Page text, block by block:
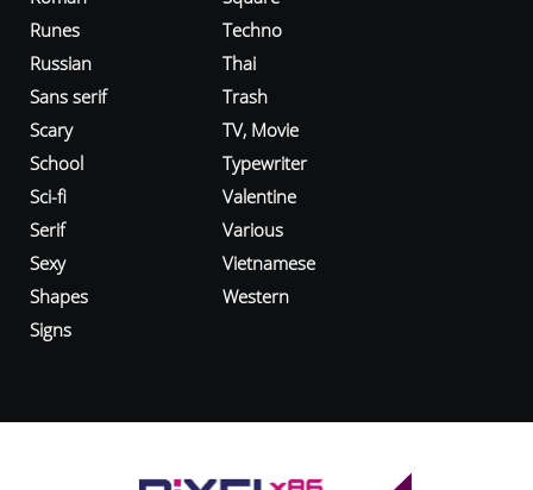
Runes
Russian
Sans serif
Scary
School
Sci-fi
Serif
Sexy
Shapes
Signs
Techno
Thai
Trash
TV, Movie
Typewriter
Valentine
Various
Vietnamese
Western